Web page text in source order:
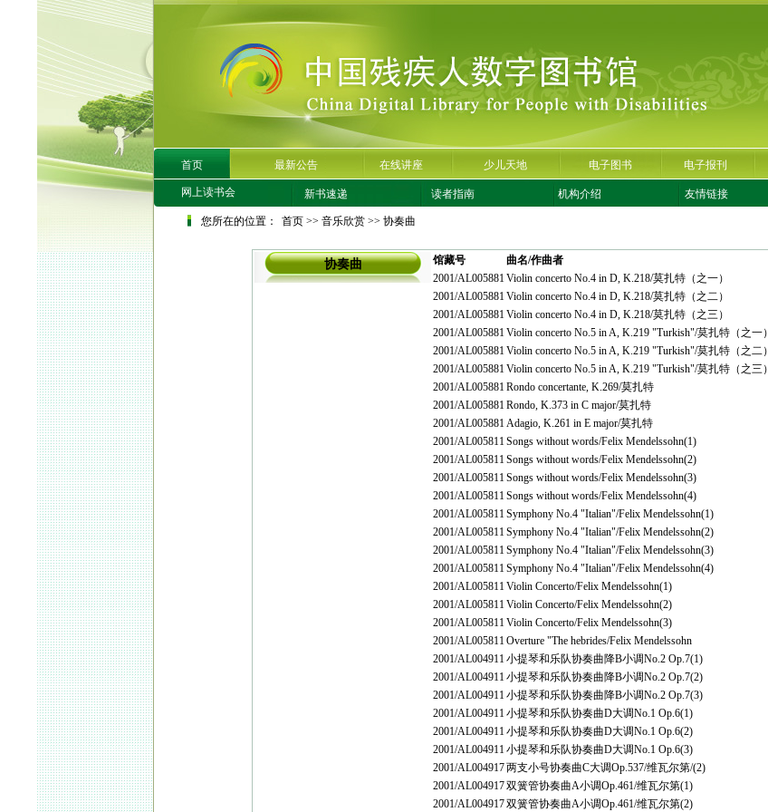
首页 最新公告 在线讲座 少儿天地 电子图书 电子报刊
网上读书会 新书速递 读者指南 机构介绍 友情链接
您所在的位置： 首页>> 音乐欣赏>> 协奏曲
协奏曲 馆藏号 曲名/作曲者
2001/AL005881Violin concerto No.4 in D, K.218/莫扎特（之一）
2001/AL005881Violin concerto No.4 in D, K.218/莫扎特（之二）
2001/AL005881Violin concerto No.4 in D, K.218/莫扎特（之三）
2001/AL005881Violin concerto No.5 in A, K.219 "Turkish"/莫扎特（之一）
2001/AL005881Violin concerto No.5 in A, K.219 "Turkish"/莫扎特（之二）
2001/AL005881Violin concerto No.5 in A, K.219 "Turkish"/莫扎特（之三）
2001/AL005881Rondo concertante, K.269/莫扎特
2001/AL005881Rondo, K.373 in C major/莫扎特
2001/AL005881Adagio, K.261 in E major/莫扎特
2001/AL005811Songs without words/Felix Mendelssohn(1)
2001/AL005811Songs without words/Felix Mendelssohn(2)
2001/AL005811Songs without words/Felix Mendelssohn(3)
2001/AL005811Songs without words/Felix Mendelssohn(4)
2001/AL005811Symphony No.4 "Italian"/Felix Mendelssohn(1)
2001/AL005811Symphony No.4 "Italian"/Felix Mendelssohn(2)
2001/AL005811Symphony No.4 "Italian"/Felix Mendelssohn(3)
2001/AL005811Symphony No.4 "Italian"/Felix Mendelssohn(4)
2001/AL005811Violin Concerto/Felix Mendelssohn(1)
2001/AL005811Violin Concerto/Felix Mendelssohn(2)
2001/AL005811Violin Concerto/Felix Mendelssohn(3)
2001/AL005811Overture "The hebrides/Felix Mendelssohn
2001/AL004911小提琴和乐队协奏曲降B小调No.2 Op.7(1)
2001/AL004911小提琴和乐队协奏曲降B小调No.2 Op.7(2)
2001/AL004911小提琴和乐队协奏曲降B小调No.2 Op.7(3)
2001/AL004911小提琴和乐队协奏曲D大调No.1 Op.6(1)
2001/AL004911小提琴和乐队协奏曲D大调No.1 Op.6(2)
2001/AL004911小提琴和乐队协奏曲D大调No.1 Op.6(3)
2001/AL004917两支小号协奏曲C大调Op.537/维瓦尔第/(2)
2001/AL004917双簧管协奏曲A小调Op.461/维瓦尔第(1)
2001/AL004917双簧管协奏曲A小调Op.461/维瓦尔第(2)